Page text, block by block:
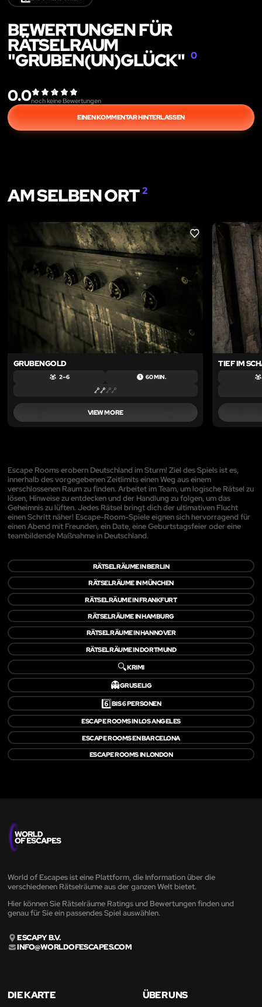
BEWERTUNGEN FÜR
RÄTSELRAUM
"GRUBEN(UN)GLÜCK" 0
0.0noch keine Bewertungen
EINEN KOMMENTAR HINTERLASSEN
AM SELBEN ORT2
LIKE
GRUBENGOLD
2 – 6 60 MIN.
VIEW MORE
TIEF IM
Escape Rooms erobern Deutschland im Sturm! Ziel des Spiels ist es,
innerhalb des vorgegebenen Zeitlimits einen Weg aus einem
verschlossenen Raum zu finden. Arbeitet im Team, um logische Rätsel zu
lösen, Hinweise zu entdecken und der Handlung zu folgen, um das
Geheimnis zu lüften. Jedes Rätsel bringt dich der ultimativen Flucht
einen Schritt näher! Escape-Room-Spiele eignen sich hervorragend für
einen Abend mit Freunden, ein Date, eine Geburtstagsfeier oder eine
teambildende Maßnahme in Deutschland.
RÄTSELRÄUME IN BERLIN
RÄTSELRÄUME IN MÜNCHEN
RÄTSELRÄUME IN FRANKFURT
RÄTSELRÄUME IN HAMBURG
RÄTSELRÄUME IN HANNOVER
RÄTSELRÄUME IN DORTMUND
🔍KRIMI
👻GRUSELIG
6️⃣BIS 6 PERSONEN
ESCAPE ROOMS IN LOS ANGELES
ESCAPE ROOMS EN BARCELONA
ESCAPE ROOMS IN LONDON
World of Escapes ist eine Plattform, die Information über die
verschiedenen Rätselräume aus der ganzen Welt bietet.
Hier können Sie Rätselräume Ratings und Bewertungen finden und
genau für Sie ein passendes Spiel auswählen.
ESCAPY B.V.
INFO@WORLDOFESCAPES.COM
DIE KARTE ÜBER UNS